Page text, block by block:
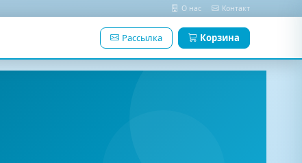
О нас Контакт
Рассылка Корзина